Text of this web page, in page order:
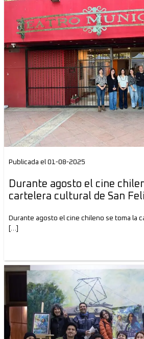
Publicada el 01-08-2025
Durante agosto el cine
cartelera cultural de San
Durante agosto el cine chileno se toma la
[…]